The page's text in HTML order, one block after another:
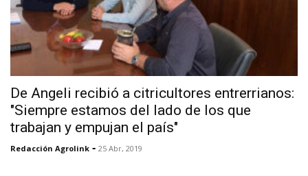
De Angeli recibió a citricultores entrerrianos:
"Siempre estamos del lado de los que
trabajan y empujan el país"
Redacción Agrolink - 25 Abr, 2019